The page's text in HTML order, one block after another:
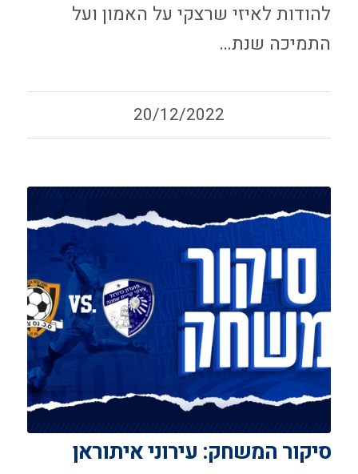
להודות לאיזי שרצקי על האמון ועל
התמיכה שנת…
20/12/2022
סיקור המשחק: עירוני איתוראן